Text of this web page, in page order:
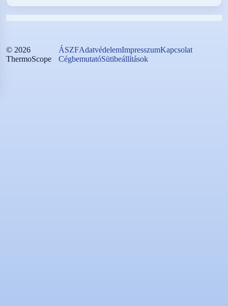
© 2026
ThermoScope
ÁSZFAdatvédelemImpresszumKapcsolat
CégbemutatóSütibeállítások